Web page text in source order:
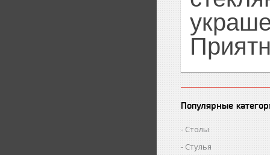
Популярные
Столы
Стулья